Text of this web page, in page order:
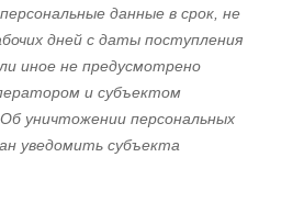
данные в срок, не
дней с даты поступления
иное не предусмотрено
и субъектом
уничтожении персональных
уведомить субъекта